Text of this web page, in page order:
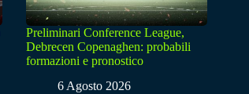
Preliminari Conference League,
Debrecen Copenaghen: probabili
formazioni e pronostico
6 Agosto 2026